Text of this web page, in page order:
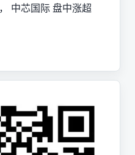
中芯国际 盘中涨超